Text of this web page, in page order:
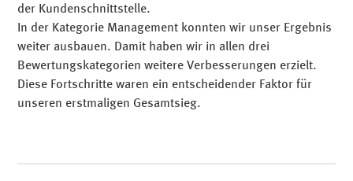
der Kundenschnittstelle.
In der Kategorie Management konnten wir unser Ergebnis
weiter ausbauen. Damit haben wir in allen drei
Bewertungskategorien weitere Verbesserungen erzielt.
Diese Fortschritte waren ein entscheidender Faktor für
unseren erstmaligen Gesamtsieg.